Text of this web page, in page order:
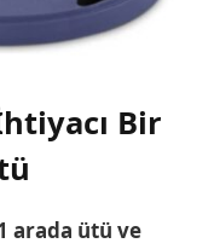
Bir
arada ütü ve